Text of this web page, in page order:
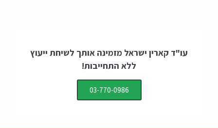
עו"ד קארין ישראל מזמינה אותך לשיחת ייעוץ
ללא התחייבות!
03-770-0986